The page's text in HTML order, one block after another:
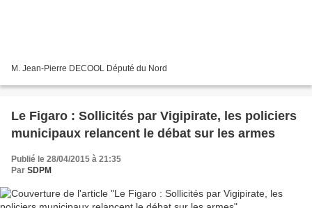
M. Jean-Pierre DECOOL Député du Nord
Le Figaro : Sollicités par Vigipirate, les policiers
municipaux relancent le débat sur les armes
Publié le 28/04/2015 à 21:35
Par SDPM